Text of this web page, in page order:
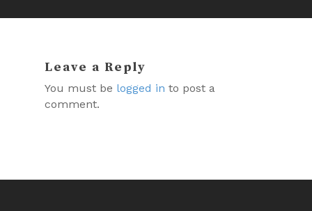
Leave a Reply
You must be logged in to post a
comment.